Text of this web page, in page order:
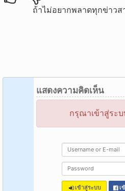
ถ้าไม่อยากพลาดทุกข่าวส
แสดงความคิดเห็น
กรุณาเข้าสู่ระ
เข้าสู่ระบบ เ